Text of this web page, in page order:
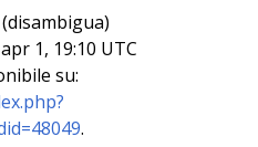
1, 19:10 UTC
su:
.